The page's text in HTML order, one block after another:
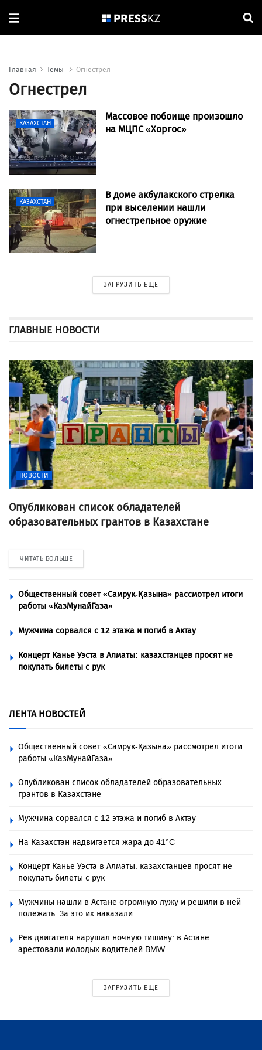
Главная Темы Огнестрел
Огнестрел
КАЗАХСТАН
Массовое побоище произошло
на МЦПС «Хоргос»
КАЗАХСТАН
В доме акбулакского стрелка
при выселении нашли
огнестрельное оружие
ЗАГРУЗИТЬ ЕЩЕ
ГЛАВНЫЕ НОВОСТИ
НОВОСТИ
Опубликован список обладателей
образовательных грантов в Казахстане
ЧИТАТЬ БОЛЬШЕ
Общественный совет «Самрук-Қазына» рассмотрел итоги
работы «КазМунайГаза»
Мужчина сорвался с 12 этажа и погиб в Актау
Концерт Канье Уэста в Алматы: казахстанцев просят не
покупать билеты с рук
ЛЕНТА НОВОСТЕЙ
Общественный совет «Самрук-Қазына» рассмотрел итоги
работы «КазМунайГаза»
Опубликован список обладателей образовательных
грантов в Казахстане
Мужчина сорвался с 12 этажа и погиб в Актау
На Казахстан надвигается жара до 41°C
Концерт Канье Уэста в Алматы: казахстанцев просят не
покупать билеты с рук
Мужчины нашли в Астане огромную лужу и решили в ней
полежать. За это их наказали
Рев двигателя нарушал ночную тишину: в Астане
арестовали молодых водителей BMW
ЗАГРУЗИТЬ ЕЩЕ